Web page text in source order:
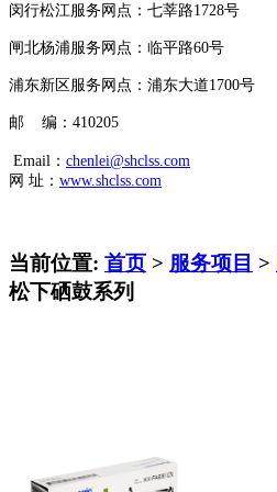
闵行松江服务网点：七莘路1728号
闸北杨浦服务网点：临平路60号
浦东新区服务网点：浦东大道1700号
邮 编：410205
Email： chenlei@shclss.com
网 址： www.shclss.com
当前位置: 首页 > 服务项目 >
松下硒鼓系列